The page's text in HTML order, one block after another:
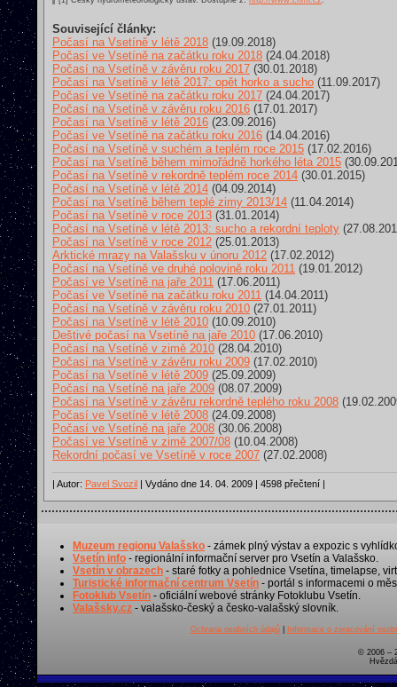
Související články:
Počasí na Vsetíně v létě 2018 (19.09.2018)
Počasí ve Vsetíně na začátku roku 2018 (24.04.2018)
Počasí na Vsetíně v závěru roku 2017 (30.01.2018)
Počasí na Vsetíně v létě 2017: opět horko a sucho (11.09.2017)
Počasí ve Vsetíně na začátku roku 2017 (24.04.2017)
Počasí na Vsetíně v závěru roku 2016 (17.01.2017)
Počasí na Vsetíně v létě 2016 (23.09.2016)
Počasí ve Vsetíně na začátku roku 2016 (14.04.2016)
Počasí na Vsetíně v suchém a teplém roce 2015 (17.02.2016)
Počasí na Vsetíně během mimořádně horkého léta 2015
Počasí na Vsetíně v rekordně teplém roce 2014 (30.01.2015)
Počasí na Vsetíně v létě 2014 (04.09.2014)
Počasí na Vsetíně během teplé zimy 2013/14 (11.04.2014)
Počasí na Vsetíně v roce 2013 (31.01.2014)
Počasí na Vsetíně v létě 2013: sucho a rekordní teploty
Počasí na Vsetíně v roce 2012 (25.01.2013)
Arktické mrazy na Valašsku v únoru 2012 (17.02.2012)
Počasí na Vsetíně ve druhé polovině roku 2011 (19.01.2012)
Počasí ve Vsetíně na jaře 2011 (17.06.2011)
Počasí ve Vsetíně na začátku roku 2011 (14.04.2011)
Počasí na Vsetíně v závěru roku 2010 (27.01.2011)
Počasí na Vsetíně v létě 2010 (10.09.2010)
Deštivé počasí na Vsetíně na jaře 2010 (17.06.2010)
Počasí na Vsetíně v zimě 2010 (28.04.2010)
Počasí na Vsetíně v závěru roku 2009 (17.02.2010)
Počasí na Vsetíně v létě 2009 (25.09.2009)
Počasí na Vsetíně na jaře 2009 (08.07.2009)
Počasí na Vsetíně v závěru rekordně teplého roku 2008
Počasí ve Vsetíně v létě 2008 (24.09.2008)
Počasí ve Vsetíně na jaře 2008 (30.06.2008)
Počasí ve Vsetíně v zimě 2007/08 (10.04.2008)
Rekordní počasí ve Vsetíně v roce 2007 (27.02.2008)
| Autor: Pavel Svozil | Vydáno dne 14. 04. 2009 | 4598 přečtení |
Muzeum regionu Valašsko - zámek plný výstav a expozic s
Vsetín info - regionální informační server pro Vsetín a Valašsko.
Vsetín v obrazech - staré fotky a pohlednice Vsetína, timelapse,
Turistické informační centrum Vsetín - portál s informacemi o
Fotoklub Vsetín - oficiální webové stránky Fotoklubu Vsetín.
Valašsky.cz - valašsko-český a česko-valašský slovník.
Ochrana osobních údajů| Informace o zpracování
© 2006 –